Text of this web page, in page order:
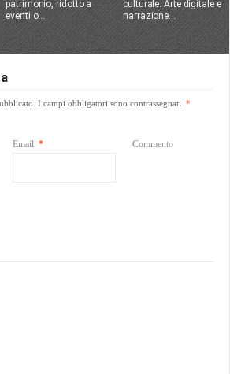
patrimonio, ridotto a
eventi o...
culturale. Arte digitale e
narrazione...
I campi obbligatori sono contrassegnati *
Email * Commento